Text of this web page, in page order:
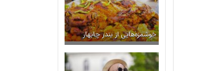
خوشمزه‌هایی از بندر چابهار